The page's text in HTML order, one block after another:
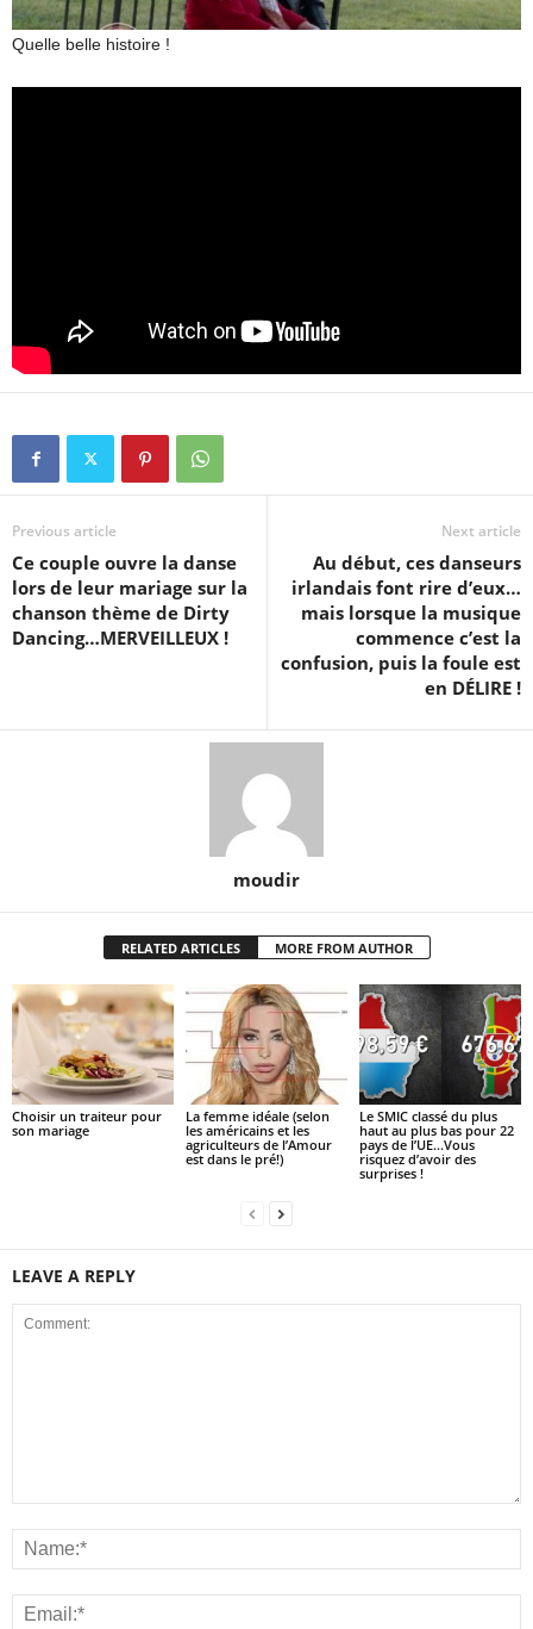
Quelle belle histoire !
Previous article
Ce couple ouvre la danse
lors de leur mariage sur la
chanson thème de Dirty
Dancing…MERVEILLEUX !
Next article
Au début, ces danseurs
irlandais font rire d’eux…
mais lorsque la musique
commence c’est la
confusion, puis la foule est
en DÉLIRE !
moudir
RELATED ARTICLES MORE FROM AUTHOR
Choisir un traiteur pour
son mariage
La femme idéale (selon
les américains et les
agriculteurs de l’Amour
est dans le pré!)
Le SMIC classé du plus
haut au plus bas pour 22
pays de l’UE…Vous
risquez d’avoir des
surprises !
LEAVE A REPLY